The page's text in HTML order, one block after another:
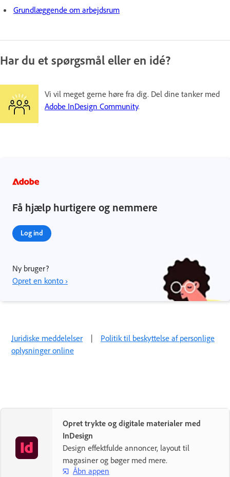
Grundlæggende om arbejdsrum
Har du et spørgsmål eller en idé?
Vi vil meget gerne høre fra dig. Del dine tanker med
Adobe InDesign Community.
Få hjælp hurtigere og nemmere
Log ind
Ny bruger?
Opret en konto ›
Juridiske meddelelser | Politik til beskyttelse af personlige
oplysninger online
Opret trykte og digitale materialer med
InDesign
Design effektfulde annoncer, layout til
magasiner og bøger med mere.
Åbn appen